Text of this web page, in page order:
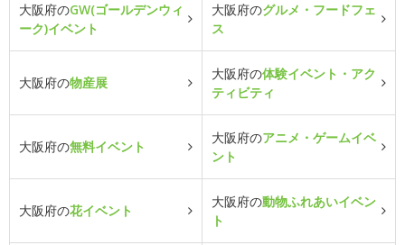
大阪府のGW(ゴールデンウィ
ーク)イベント
大阪府のグルメ・フードフェ
ス
大阪府の物産展
大阪府の体験イベント・アク
ティビティ
大阪府の無料イベント
大阪府のアニメ・ゲームイベ
ント
大阪府の花イベント
大阪府の動物ふれあいイベン
ト